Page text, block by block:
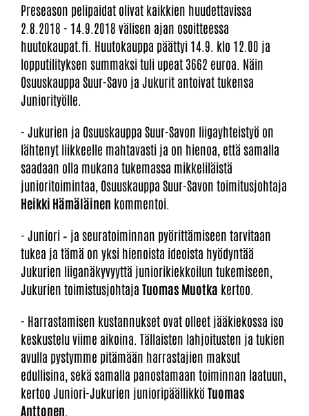
Preseason pelipaidat olivat kaikkien huudettavissa
2.8.2018 - 14.9.2018 välisen ajan osoitteessa
huutokaupat.fi. Huutokauppa päättyi 14.9. klo 12.00 ja
lopputilityksen summaksi tuli upeat 3662 euroa. Näin
Osuuskauppa Suur-Savo ja Jukurit antoivat tukensa
Juniorityölle.
- Jukurien ja Osuuskauppa Suur-Savon liigayhteistyö on
lähtenyt liikkeelle mahtavasti ja on hienoa, että samalla
saadaan olla mukana tukemassa mikkeliläistä
junioritoimintaa, Osuuskauppa Suur-Savon toimitusjohtaja
Heikki Hämäläinen kommentoi.
- Juniori – ja seuratoiminnan pyörittämiseen tarvitaan
tukea ja tämä on yksi hienoista ideoista hyödyntää
Jukurien liiganäkyvyyttä juniorikiekkoilun tukemiseen,
Jukurien toimistusjohtaja Tuomas Muotka kertoo.
- Harrastamisen kustannukset ovat olleet jääkiekossa iso
keskustelu viime aikoina. Tällaisten lahjoitusten ja tukien
avulla pystymme pitämään harrastajien maksut
edullisina, sekä samalla panostamaan toiminnan laatuun,
kertoo Juniori-Jukurien junioripäällikköTuomas
Anttonen